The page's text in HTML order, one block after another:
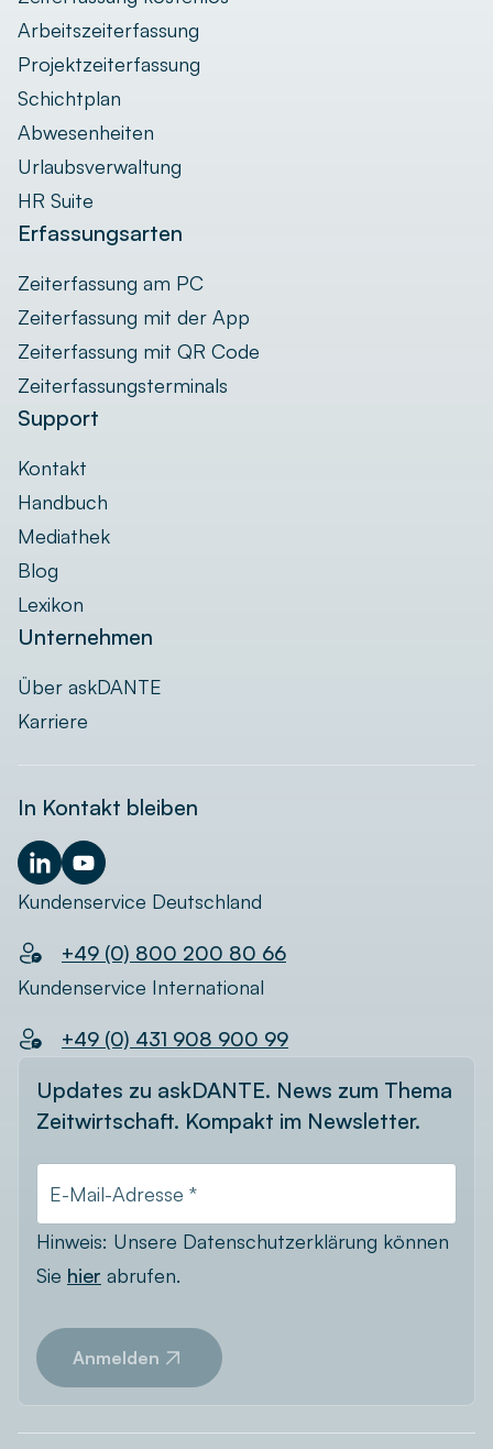
Arbeitszeiterfassung
Projektzeiterfassung
Schichtplan
Abwesenheiten
Urlaubsverwaltung
HR Suite
Erfassungsarten
Zeiterfassung am PC
Zeiterfassung mit der App
Zeiterfassung mit QR Code
Zeiterfassungsterminals
Support
Kontakt
Handbuch
Mediathek
Blog
Lexikon
Unternehmen
Über askDANTE
Karriere
In Kontakt bleiben
Kundenservice Deutschland
+49 (0) 800 200 80 66
Kundenservice International
+49 (0) 431 908 900 99
Updates zu askDANTE. News zum Thema
Zeitwirtschaft. Kompakt im Newsletter.
E-Mail-Adresse *
Hinweis: Unsere Datenschutzerklärung können
Sie hier abrufen.
Anmelden